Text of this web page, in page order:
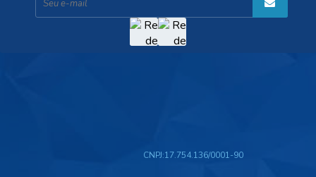
CNPJ:17.754.136/0001-90